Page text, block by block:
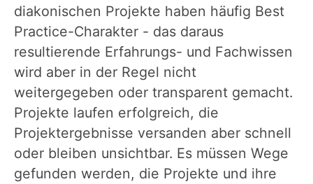
diakonischen Projekte haben häufig Best
Practice-Charakter - das daraus
resultierende Erfahrungs- und Fachwissen
wird aber in der Regel nicht
weitergegeben oder transparent gemacht.
Projekte laufen erfolgreich, die
Projektergebnisse versanden aber schnell
oder bleiben unsichtbar. Es müssen Wege
gefunden werden, die Projekte und ihre